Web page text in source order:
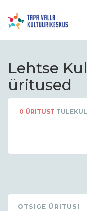
Lehtse
üritused
0 ÜRITUST TULEKUL
OTSIGE ÜRITUSI